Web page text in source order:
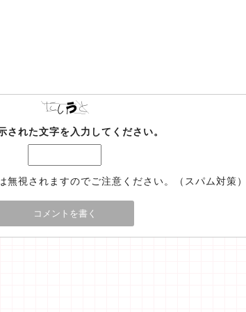
された文字を入力してください。
無視されますのでご注意ください。（スパム対策）